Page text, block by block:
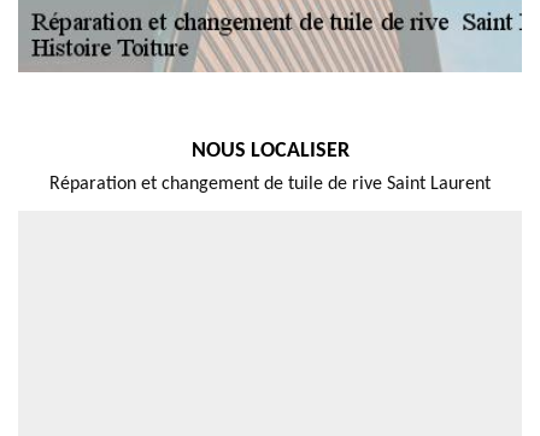
NOUS LOCALISER
Réparation et changement de tuile de rive Saint Laurent